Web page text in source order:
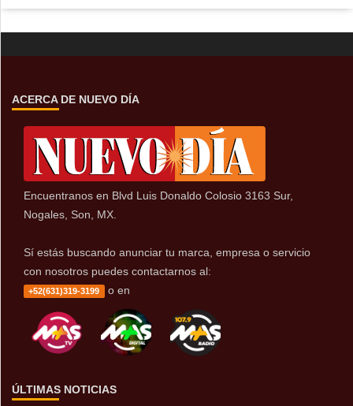
ACERCA DE NUEVO DÍA
Encuentranos en Blvd Luis Donaldo Colosio 3163 Sur,
Nogales, Son, MX.
Sí estás buscando anunciar tu marca, empresa o servicio
con nosotros puedes contactarnos al:
+52(631)319-3199 o en
ÚLTIMAS NOTICIAS